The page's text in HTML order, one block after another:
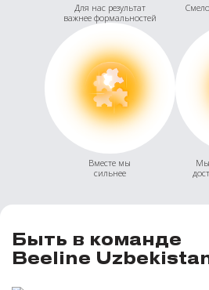
Для нас результат
важнее формальностей
Вместе мы
сильнее
Мы
Быть в команде
Beeline